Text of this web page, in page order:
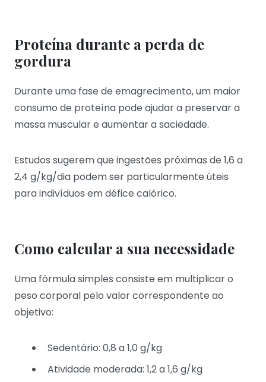
Proteína durante a perda de
gordura
Durante uma fase de emagrecimento, um maior
consumo de proteína pode ajudar a preservar a
massa muscular e aumentar a saciedade.
Estudos sugerem que ingestões próximas de 1,6 a
2,4 g/kg/dia podem ser particularmente úteis
para indivíduos em défice calórico.
Como calcular a sua necessidade
Uma fórmula simples consiste em multiplicar o
peso corporal pelo valor correspondente ao
objetivo:
Sedentário: 0,8 a 1,0 g/kg
Atividade moderada: 1,2 a 1,6 g/kg